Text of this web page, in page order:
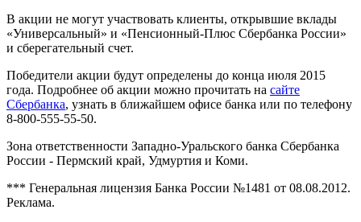
В акции не могут участвовать клиенты, открывшие вклады
«Универсальный» и «Пенсионный-Плюс Сбербанка России»
и сберегательный счет.
Победители акции будут определены до конца июля 2015
года. Подробнее об акции можно прочитать на сайте
Сбербанка, узнать в ближайшем офисе банка или по телефону
8-800-555-55-50.
Зона ответственности Западно-Уральского банка Сбербанка
России - Пермский край, Удмуртия и Коми.
*** Генеральная лицензия Банка России №1481 от 08.08.2012.
Реклама.